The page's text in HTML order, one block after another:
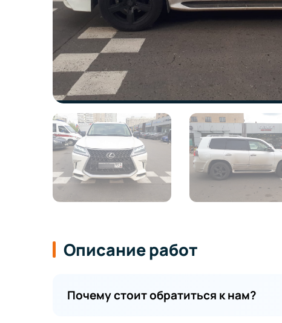
Описание работ
Почему стоит обратиться к нам?